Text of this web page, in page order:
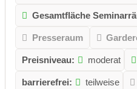
Gesamtfläche
Presseraum
Preisniveau: moderat
barrierefrei: teilweise